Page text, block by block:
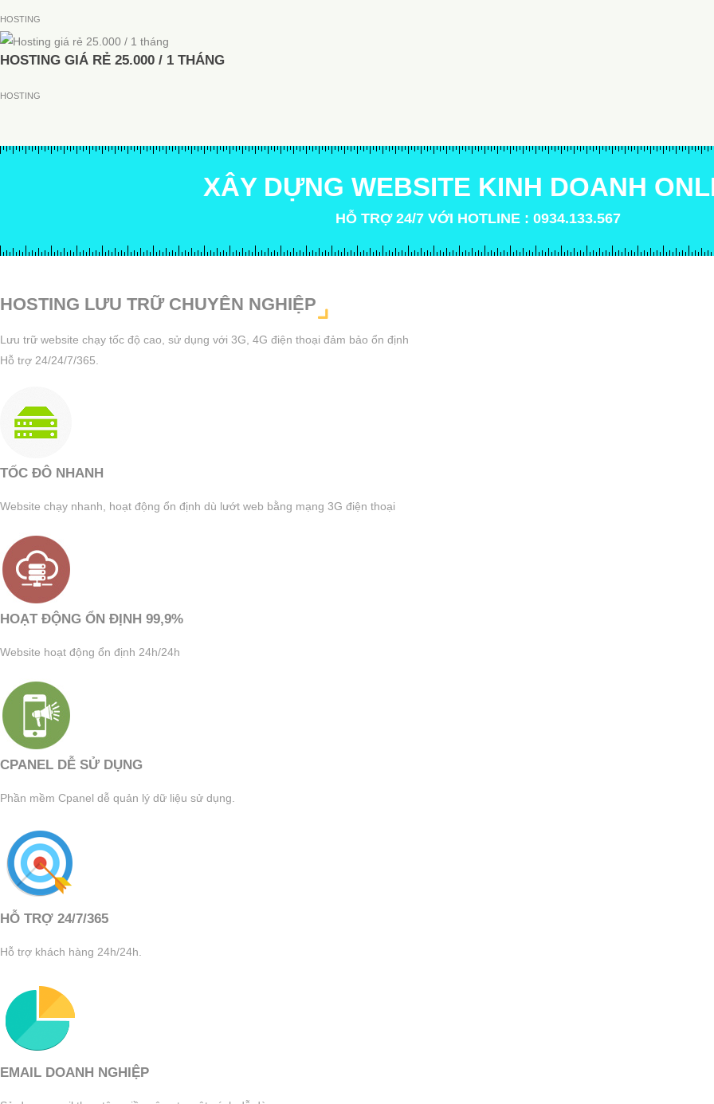
HOSTING
HOSTING GIÁ RẺ 25.000 / 1 THÁNG
HOSTING
XÂY DỰNG WEBSITE KINH DOANH
HỖ TRỢ 24/7 VỚI HOTLINE : 0934.133.567
HOSTING LƯU TRỮ CHUYÊN NGHIỆP
Lưu trữ website chạy tốc độ cao, sử dụng với 3G, 4G điện thoại đảm bảo ổn định
Hỗ trợ 24/24/7/365.
TỐC ĐÔ NHANH
Website chạy nhanh, hoạt động ổn định dù lướt web bằng mạng 3G điện thoại
HOẠT ĐỘNG ỔN ĐỊNH 99,9%
Website hoạt động ổn định 24h/24h
CPANEL DỄ SỬ DỤNG
Phần mềm Cpanel dễ quản lý dữ liệu sử dụng.
HỖ TRỢ 24/7/365
Hỗ trợ khách hàng 24h/24h.
EMAIL DOANH NGHIỆP